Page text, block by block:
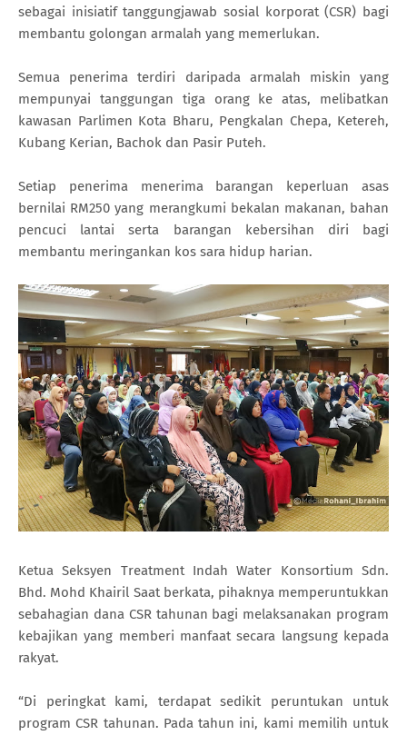
sebagai inisiatif tanggungjawab sosial korporat (CSR) bagi
membantu golongan armalah yang memerlukan.
Semua penerima terdiri daripada armalah miskin yang
mempunyai tanggungan tiga orang ke atas, melibatkan
kawasan Parlimen Kota Bharu, Pengkalan Chepa, Ketereh,
Kubang Kerian, Bachok dan Pasir Puteh.
Setiap penerima menerima barangan keperluan asas
bernilai RM250 yang merangkumi bekalan makanan, bahan
pencuci lantai serta barangan kebersihan diri bagi
membantu meringankan kos sara hidup harian.
Ketua Seksyen Treatment Indah Water Konsortium Sdn.
Bhd. Mohd Khairil Saat berkata, pihaknya memperuntukkan
sebahagian dana CSR tahunan bagi melaksanakan program
kebajikan yang memberi manfaat secara langsung kepada
rakyat.
“Di peringkat kami, terdapat sedikit peruntukan untuk
program CSR tahunan. Pada tahun ini, kami memilih untuk